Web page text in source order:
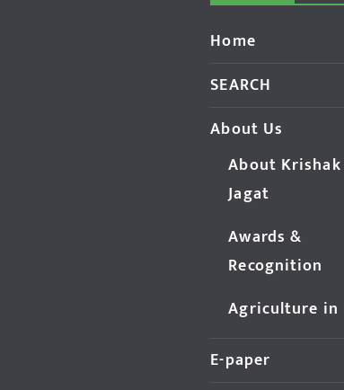
Home
SEARCH
About Us
About Krishak
Jagat
Awards &
Recognition
Agriculture in
E-paper